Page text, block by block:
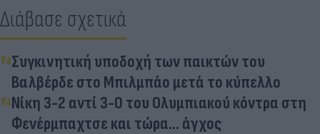
Διάβασε σχετικά
Συγκινητική υποδοχή των παικτών του
Βαλβέρδε στο Μπιλμπάο μετά το κύπελλο
Νίκη 3-2 αντί 3-0 του Ολυμπιακού κόντρα στη
Φενέρμπαχτσε και τώρα... άγχος